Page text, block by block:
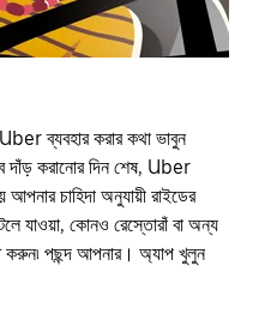
Uber ব্যবহার করার কথা ভাবুন
করানোর দিন শেষ, Uber
চাহিদা অনুযায়ী রাইডের
যাওয়া, কোনও রেস্তোরাঁ বা অন্য
করুন৷ পছন্দ আপনার। অ্যাপ খুলুন